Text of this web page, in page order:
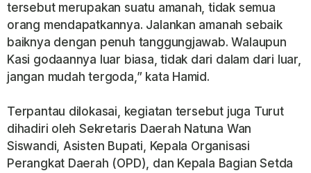
tersebut merupakan suatu amanah, tidak semua
orang mendapatkannya. Jalankan amanah sebaik
baiknya dengan penuh tanggungjawab. Walaupun
Kasi godaannya luar biasa, tidak dari dalam dari luar,
jangan mudah tergoda,” kata Hamid.
Terpantau dilokasai, kegiatan tersebut juga Turut
dihadiri oleh Sekretaris Daerah Natuna Wan
Siswandi, Asisten Bupati, Kepala Organisasi
Perangkat Daerah (OPD), dan Kepala Bagian Setda